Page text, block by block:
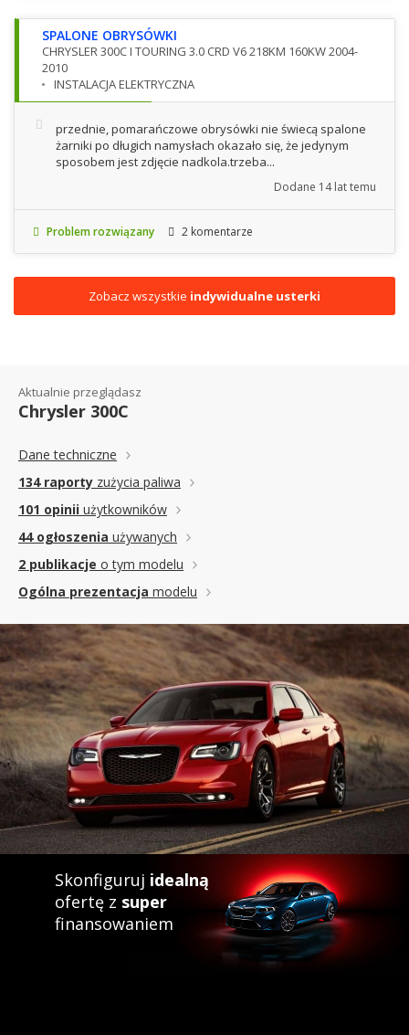
SPALONE OBRYSÓWKI
CHRYSLER 300C I TOURING 3.0 CRD V6 218KM 160KW 2004-
2010
INSTALACJA ELEKTRYCZNA
przednie, pomarańczowe obrysówki nie świecą spalone
żarniki po długich namysłach okazało się, że jedynym
sposobem jest zdjęcie nadkola.trzeba...
Dodane 14 lat temu
Problem rozwiązany 2 komentarze
Zobacz wszystkie indywidualne usterki
Aktualnie przeglądasz
Chrysler 300C
Dane techniczne
134 raporty zużycia paliwa
101 opinii użytkowników
44 ogłoszenia używanych
2 publikacje o tym modelu
Ogólna prezentacja modelu
Skonfiguruj idealną
ofertę z super
finansowaniem